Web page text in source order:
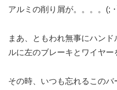
アルミの削り屑が。。。。(; ･
まあ、ともわれ無事にハン
ルに左のブレーキとワイヤー
その時、いつも忘れるこの